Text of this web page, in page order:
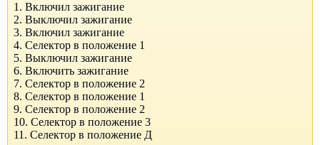
1. Включил зажигание
2. Выключил зажигание
3. Включил зажигание
4. Селектор в положение 1
5. Выключил зажигание
6. Включить зажигание
7. Селектор в положение 2
8. Селектор в положение 1
9. Селектор в положение 2
10. Селектор в положение 3
11. Селектор в положение Д